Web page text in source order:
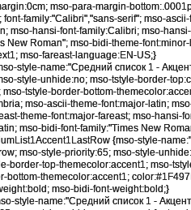
mso-para-margin-
family:"Calibri","sans-serif"; mso-ascii-
mso-hansi-font-family:Calibri; mso-
New Roman"; mso-bidi-theme-
mso-fareast-language:EN-US;}
style-name:"Средний список 1 -
style-unhide:no; mso-tstyle-border-
tstyle-border-bottom-
mso-ascii-theme-font:major-latin;
theme-font:major-fareast; mso-hansi-
mso-bidi-font-family:"Times New
{mso-style-
mso-style-priority:65; mso-style-
border-top-themecolor:accent1; mso-
bottom-themecolor:accent1;
mso-bidi-font-weight:bold;}
style-name:"Средний список 1 -